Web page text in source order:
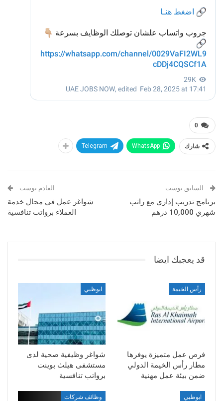
0
شارك WhatsApp
Telegram
السابق بوست
برنامج تدريب إداري مع راتب
شهري 10,000 درهم
القادم بوست
شواغر عمل في مجال خدمة
العملاء برواتب تنافسية
قد يعجبك ايضا
رأس الخيمة
فرص عمل متميزة يوفرها
مطار رأس الخيمة الدولي
ضمن بيئة عمل مهنية
ابوظبي
شواغر وظيفية صحية لدى
مستشفى هيلث بوينت
برواتب تنافسية
ابوظبي وظائف شركات